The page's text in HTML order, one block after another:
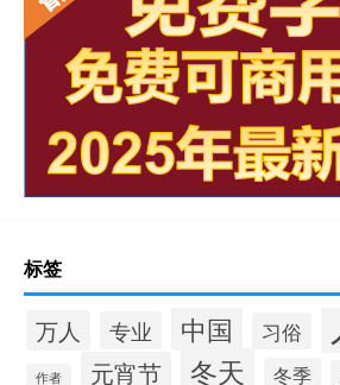
标签
万人 专业 中国 习俗
作者 元宵节 冬天 冬季